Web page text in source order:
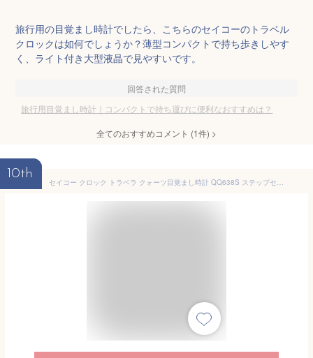
旅行用の目覚まし時計でしたら、こちらのセイコーのトラベル
クロックは如何でしょうか？薄型コンパクトで持ち歩きしやす
く、ライト付き大型液晶で見やすいです。
回答された質問
旅行用目覚まし時計｜コンパクトで持ち運びに便利なおすすめは？
全てのおすすめコメント (1件) >
10th
セイコー クロック トラベラ クォーツ目覚まし時計 QQ638S ステップセコンド グレーメタリック塗装 アナログ SEIKO CLOCK 目覚し めざまし 小型 旅行用 コンパクト